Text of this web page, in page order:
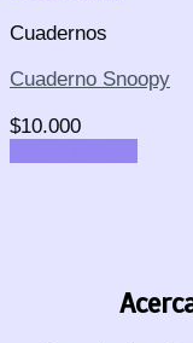
Cuadernos
Cuaderno Snoopy
$10.000